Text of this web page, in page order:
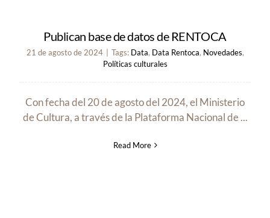
Publican base de datos de RENTOCA
21 de agosto de 2024 Tags: Data, Data Rentoca, Novedades,
Políticas culturales
Con fecha del 20 de agosto del 2024, el Ministerio
de Cultura, a través de la Plataforma Nacional de ...
Read More